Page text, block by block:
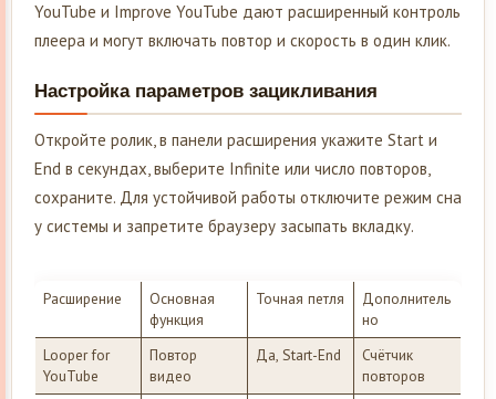
YouTube и Improve YouTube дают расширенный контроль
плеера и могут включать повтор и скорость в один клик.
Настройка параметров зацикливания
Откройте ролик, в панели расширения укажите Start и
End в секундах, выберите Infinite или число повторов,
сохраните. Для устойчивой работы отключите режим сна
у системы и запретите браузеру засыпать вкладку.
Расширение
Основная
функция
Точная петля
Дополнитель
но
Looper for
YouTube
Повтор
видео
Да, Start-End
Счётчик
повторов